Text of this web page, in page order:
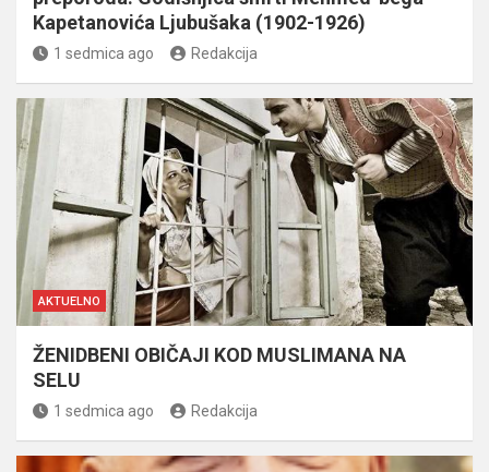
Kapetanovića Ljubušaka (1902-1926)
1 sedmica ago Redakcija
AKTUELNO
ŽENIDBENI OBIČAJI KOD MUSLIMANA NA
SELU
1 sedmica ago Redakcija